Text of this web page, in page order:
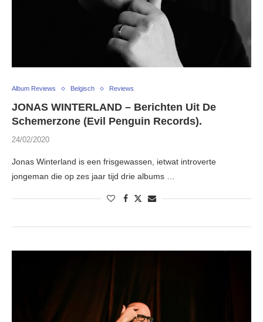
Album Reviews Belgisch Reviews
JONAS WINTERLAND – Berichten Uit De
Schemerzone (Evil Penguin Records).
24/02/2020
Jonas Winterland is een frisgewassen, ietwat introverte
jongeman die op zes jaar tijd drie albums …